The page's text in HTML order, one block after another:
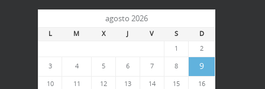
agosto 2026
L M X J V S
D
1
2
3 4 5 6 7 8 9
10 11 12 13 14 15 16